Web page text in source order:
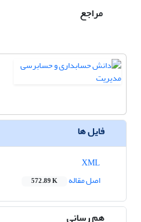
مراجع
فایل ها
اصل مقاله
572.89 K
هم رسانی